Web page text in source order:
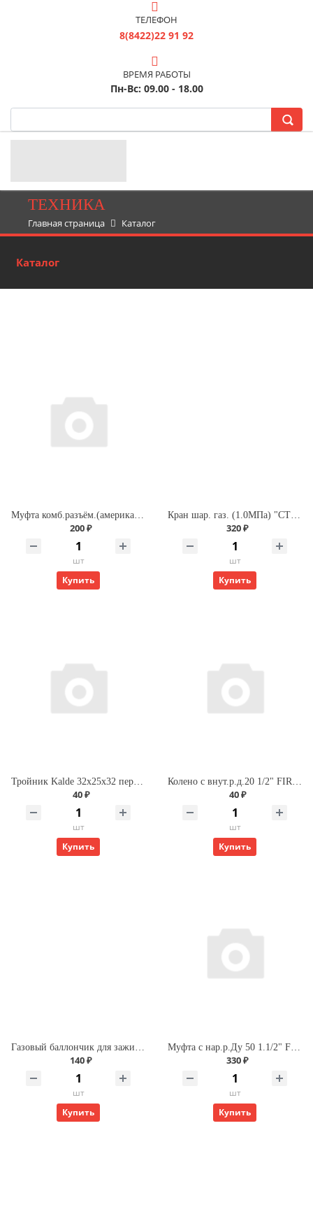
ТЕЛЕФОН
8(8422)22 91 92
ВРЕМЯ РАБОТЫ
Пн-Вс: 09.00 - 18.00
ТЕХНИКА
Главная страница Каталог
Каталог
Муфта комб.разъём.(американка) с внутренней резьбой 20х 3/4" (200/25) (Valfex) БЕЛАЯ
200 ₽
шт
Купить
Кран шар. газ. (1.0МПа) "СТМ" ДУ-15 г/г (бабочка)
320 ₽
шт
Купить
40 ₽
шт
Купить
40 ₽
шт
Купить
Газовый баллончик для зажиг. 210 мл Premium (Runis)
140 ₽
шт
Купить
Муфта с нар.р.Ду 50 1.1/2" FIRAT
330 ₽
шт
Купить